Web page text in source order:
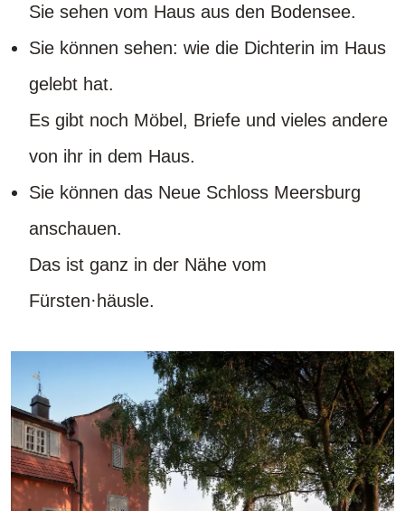
Sie sehen vom Haus aus den Bodensee.
Sie können sehen: wie die Dichterin im Haus
gelebt hat.
Es gibt noch Möbel, Briefe und vieles andere
von ihr in dem Haus.
Sie können das Neue Schloss Meersburg
anschauen.
Das ist ganz in der Nähe vom
Fürsten·häusle.